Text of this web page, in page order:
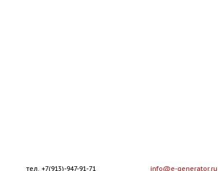
тел. +7(913)-947-91-71 info@e-generator.ru